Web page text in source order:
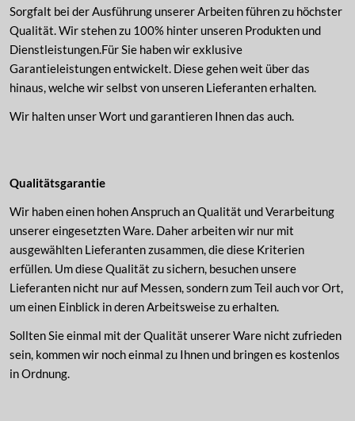
Sorgfalt bei der Ausführung unserer Arbeiten führen zu höchster
Qualität. Wir stehen zu 100% hinter unseren Produkten und
Dienstleistungen.Für Sie haben wir exklusive
Garantieleistungen entwickelt. Diese gehen weit über das
hinaus, welche wir selbst von unseren Lieferanten erhalten.
Wir halten unser Wort und garantieren Ihnen das auch.
Qualitätsgarantie
Wir haben einen hohen Anspruch an Qualität und Verarbeitung
unserer eingesetzten Ware. Daher arbeiten wir nur mit
ausgewählten Lieferanten zusammen, die diese Kriterien
erfüllen. Um diese Qualität zu sichern, besuchen unsere
Lieferanten nicht nur auf Messen, sondern zum Teil auch vor Ort,
um einen Einblick in deren Arbeitsweise zu erhalten.
Sollten Sie einmal mit der Qualität unserer Ware nicht zufrieden
sein, kommen wir noch einmal zu Ihnen und bringen es kostenlos
in Ordnung.